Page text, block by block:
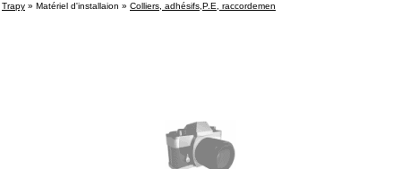
Trapy » Matériel d'installaion » Colliers, adhésifs,P.E, raccordemen